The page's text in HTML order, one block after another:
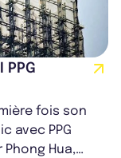
PPG
fois son
avec PPG
Hua,